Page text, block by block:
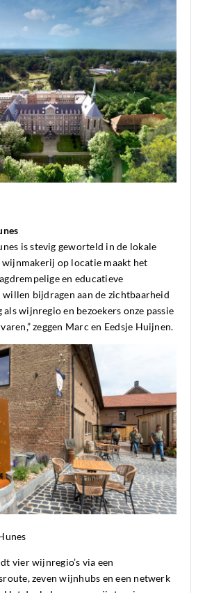
is stevig geworteld in de lokale
wijnmakerij op locatie maakt het
en educatieve
willen bijdragen aan de zichtbaarheid
wijnregio en bezoekers onze passie
zeggen Marc en Eedsje Huijnen.
vier wijnregio’s via een
zeven wijnhubs en een netwerk